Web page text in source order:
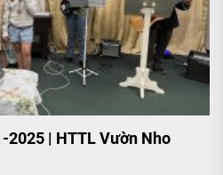
2025 | HTTL Vườn Nho